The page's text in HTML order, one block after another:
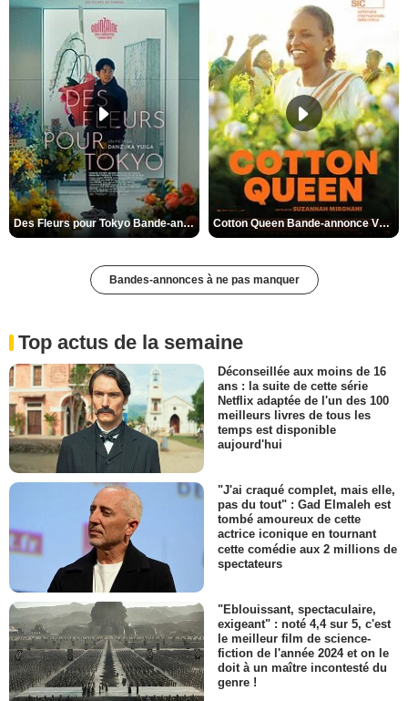
Des Fleurs pour Tokyo Bande-annonce VO STFR Cotton Queen Bande-annonce VO STFR
Bandes-annonces à ne pas manquer
Top actus de la semaine
Déconseillée aux moins de 16
ans : la suite de cette série
Netflix adaptée de l'un des 100
meilleurs livres de tous les
temps est disponible
aujourd'hui
"J'ai craqué complet, mais elle,
pas du tout" : Gad Elmaleh est
tombé amoureux de cette
actrice iconique en tournant
cette comédie aux 2 millions de
spectateurs
"Eblouissant, spectaculaire,
exigeant" : noté 4,4 sur 5, c'est
le meilleur film de science-
fiction de l'année 2024 et on le
doit à un maître incontesté du
genre !